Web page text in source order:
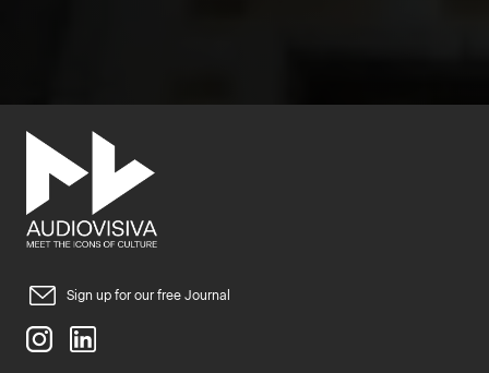
Sign up for our free Journal